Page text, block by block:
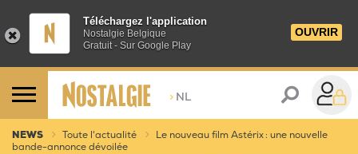
Téléchargez l'application
Nostalgie Belgique
Gratuit - Sur Google Play
OUVRIR
> NL
NEWS Toute l'actualité
Le nouveau film Astérix : une nouvelle
bande-annonce dévoilée